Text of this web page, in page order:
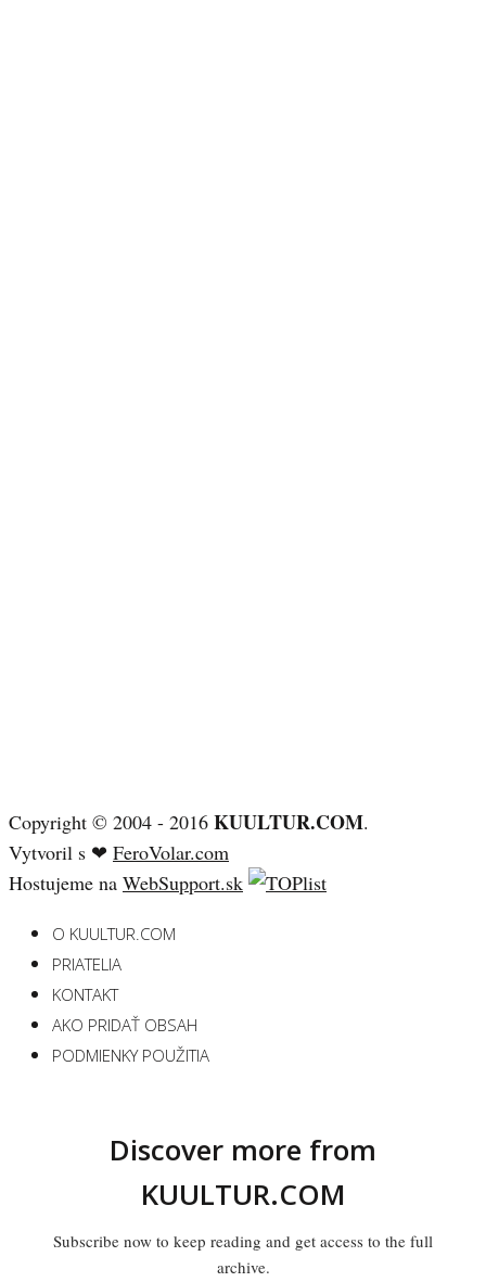
Copyright © 2004 - 2016 KUULTUR.COM.
Vytvoril s ❤ FeroVolar.com
Hostujeme na WebSupport.sk
O KUULTUR.COM
PRIATELIA
KONTAKT
AKO PRIDAŤ OBSAH
PODMIENKY POUŽITIA
Discover more from
KUULTUR.COM
Subscribe now to keep reading and get access to the full
archive.